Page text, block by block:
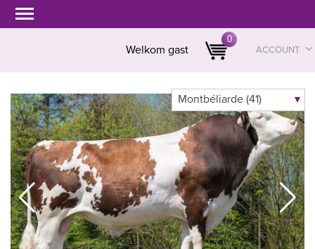
ACCOUNT
0
Welkom gast
Montbéliarde (41)